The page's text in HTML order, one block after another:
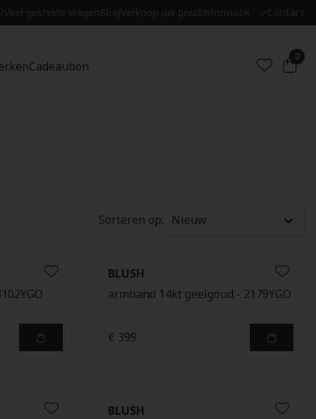
Veel gestelde vragenBlogVerkoop uw goudInformatie Contact
Cadeaubon
0
Sorteren op:
BLUSH
armband 14kt geelgoud - 2179YGO
€ 399
BLUSH